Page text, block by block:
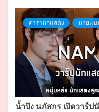
ดารานักแสดง นายแบ
น้ำปิง นภัสกร เปิดวาร์ป